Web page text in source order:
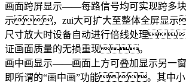
画面跨屏显示——每路信号均可实现跨多
示，zui大可扩大至整体全屏显
尺寸放大时设备自动进行倍线处理
证画面质量的无损重现。
画中画显示——画面上方可叠加显示另
即所谓的“画中画”功能。其中小